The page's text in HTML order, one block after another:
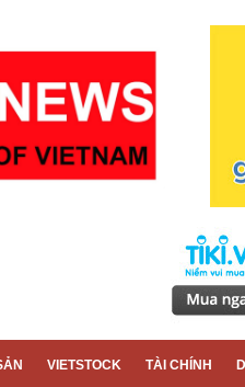
VIETSTOCK TÀI CHÍNH